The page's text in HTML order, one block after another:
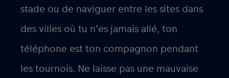
stade ou de naviguer entre les sites dans
des villes où tu n’es jamais allé, ton
téléphone est ton compagnon pendant
les tournois. Ne laisse pas une mauvaise